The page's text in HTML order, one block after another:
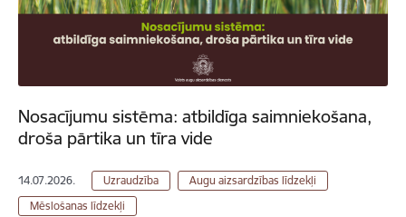
Nosacījumu sistēma: atbildīga saimniekošana,
droša pārtika un tīra vide
14.07.2026. Uzraudzība
Augu aizsardzības līdzekļi
Mēslošanas līdzekļi